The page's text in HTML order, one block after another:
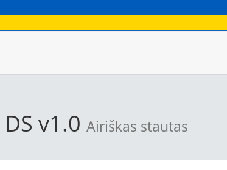
v1.0 Airiškas stautas